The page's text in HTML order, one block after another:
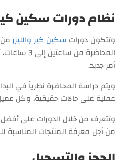
نظام دورات سكين كير
وتتكون دورات سكين كير والليزر
المحاضرة
أمر جديد.
ويتم دراسة المحاضرة نظرياً في
عملية على حالات حقيقية، وكل
وتتعرف من خلال الدورات على
من أجل معرفة المنتجات المناسبة